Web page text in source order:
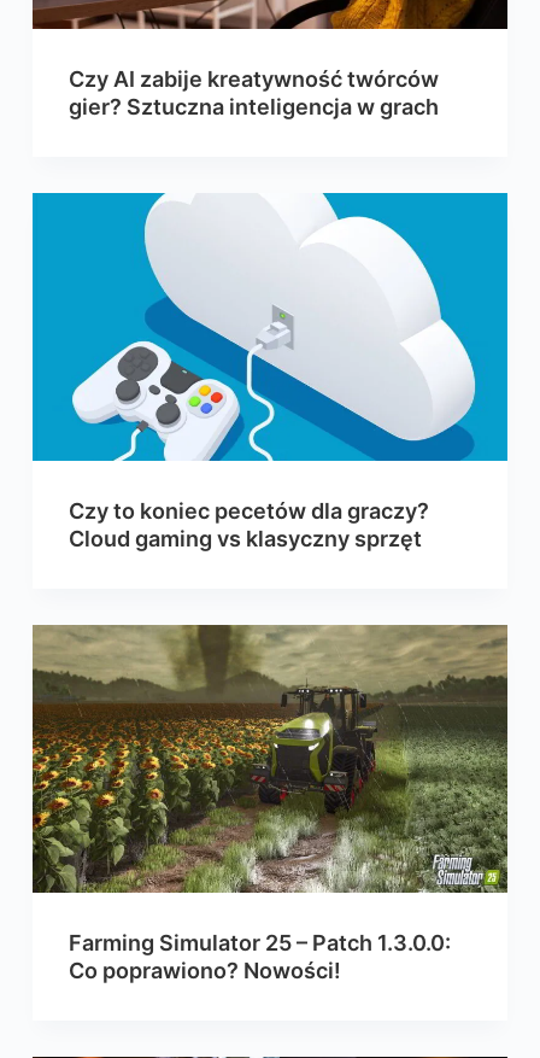
Czy AI zabije kreatywność twórców
gier? Sztuczna inteligencja w grach
Czy to koniec pecetów dla graczy?
Cloud gaming vs klasyczny sprzęt
Farming Simulator 25 – Patch 1.3.0.0:
Co poprawiono? Nowości!